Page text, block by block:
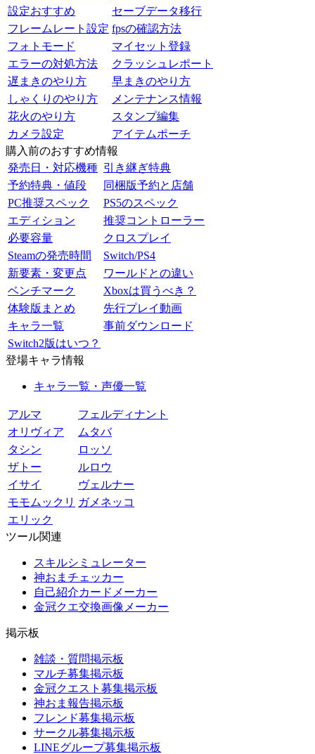
設定おすすめ
セーブデータ移行
フレームレート設定 fpsの確認方法
フォトモード
マイセット登録
エラーの対処方法
クラッシュレポート
遅まきのやり方
早まきのやり方
しゃくりのやり方
メンテナンス情報
花火のやり方
スタンプ編集
カメラ設定
アイテムポーチ
購入前のおすすめ情報
発売日・対応機種 引き継ぎ特典
予約特典・値段
同梱版予約と店舗
PC推奨スペック
PS5のスペック
エディション
推奨コントローラー
必要容量
クロスプレイ
Steamの発売時間
Switch/PS4
新要素・変更点
ワールドとの違い
ベンチマーク
Xboxは買うべき？
体験版まとめ
先行プレイ動画
キャラ一覧
事前ダウンロード
Switch2版はいつ？
登場キャラ情報
キャラ一覧・声優一覧
アルマ
フェルディナント
オリヴィア
ムタバ
タシン
ロッソ
ザトー
ルロウ
イサイ
ヴェルナー
モモムックリ ガメネッコ
エリック
ツール関連
スキルシミュレーター
神おまチェッカー
自己紹介カードメーカー
金冠クエ交換画像メーカー
掲示板
雑談・質問掲示板
マルチ募集掲示板
金冠クエスト募集掲示板
神おま報告掲示板
フレンド募集掲示板
サークル募集掲示板
LINEグループ募集掲示板